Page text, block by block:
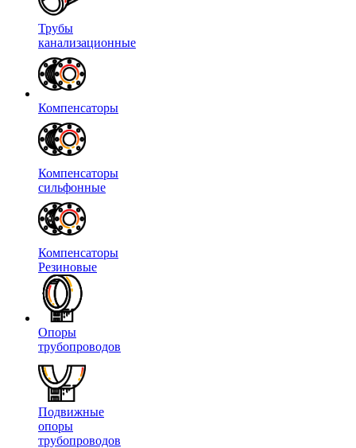
Трубы
канализационные
Компенсаторы
Компенсаторы
сильфонные
Компенсаторы
Резиновые
Опоры
трубопроводов
Подвижные
опоры
трубопроводов